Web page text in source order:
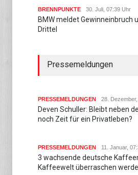
BRENNPUNKTE 30. Juli, 07:39 Uhr
BMW meldet Gewinneinbruch
Drittel
Pressemeldungen
PRESSEMELDUNGEN 28.
Deven Schuller: Bleibt neben
noch Zeit für ein Privatleben?
PRESSEMELDUNGEN 11. Januar,
3 wachsende deutsche
Kaffeewelt überraschen